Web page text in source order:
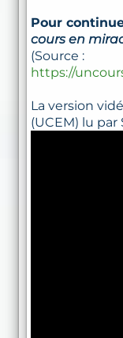
Pour
cours en
(Source :
https://
La version
(UCEM) lu par